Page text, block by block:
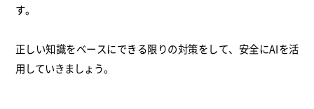
す。
正しい知識をベースにできる限りの対策をして、安全にAIを活
用していきましょう。